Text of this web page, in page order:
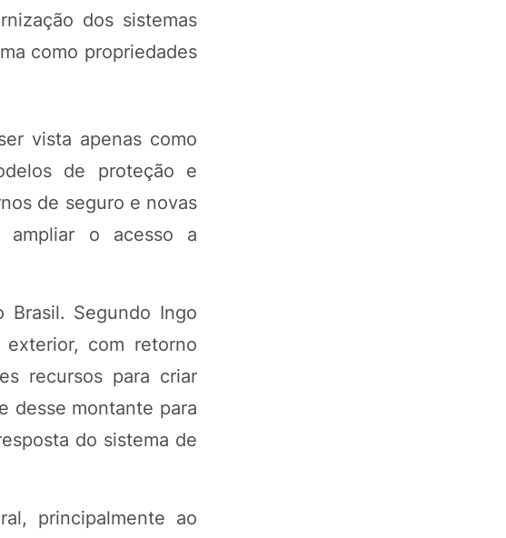
dos sistemas
como propriedades
vista apenas como
de proteção e
de seguro e novas
ampliar o acesso a
Segundo Ingo
com retorno
recursos para criar
desse montante para
do sistema de
principalmente ao